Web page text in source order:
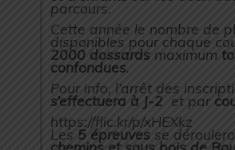
parcours.
Cette année le nombre de
disponibles pour chaque
2000 dossards maximum
confondues.
Pour info, l’arrêt des
s’effectuera à J-2 et par
https://flic.kr/p/xHEXkz
Les 5 épreuves se